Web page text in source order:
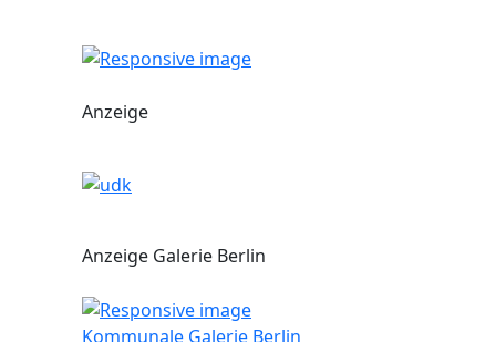
Anzeige
Anzeige Galerie Berlin
Kommunale Galerie Berlin